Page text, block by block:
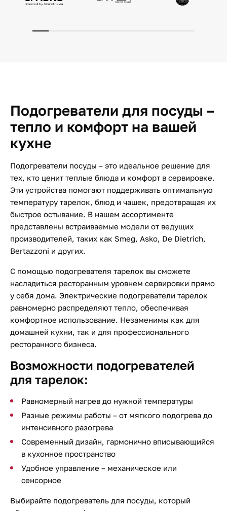
Подогреватели для посуды –
тепло и комфорт на вашей
кухне
Подогреватели посуды – это идеальное решение для
тех, кто ценит теплые блюда и комфорт в сервировке.
Эти устройства помогают поддерживать оптимальную
температуру тарелок, блюд и чашек, предотвращая их
быстрое остывание. В нашем ассортименте
представлены встраиваемые модели от ведущих
производителей, таких как Smeg, Asko, De Dietrich,
Bertazzoni и других.
С помощью подогревателя тарелок вы сможете
насладиться ресторанным уровнем сервировки прямо
у себя дома. Электрические подогреватели тарелок
равномерно распределяют тепло, обеспечивая
комфортное использование. Незаменимы как для
домашней кухни, так и для профессионального
ресторанного бизнеса.
Возможности подогревателей
для тарелок:
Равномерный нагрев до нужной температуры
Разные режимы работы – от мягкого подогрева до
интенсивного разогрева
Современный дизайн, гармонично вписывающийся
в кухонное пространство
Удобное управление – механическое или
сенсорное
Выбирайте подогреватель для посуды, который